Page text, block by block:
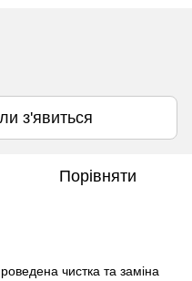
з'явиться
Порівняти
чистка та заміна